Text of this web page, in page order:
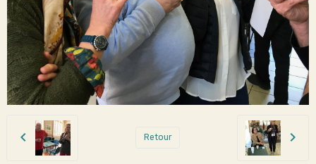
Retour